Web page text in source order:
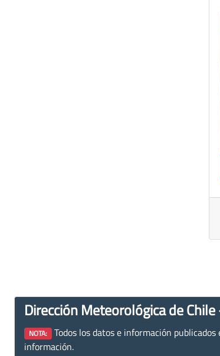
Dirección Meteorológica de
NOTA: Todos los datos e información
información.